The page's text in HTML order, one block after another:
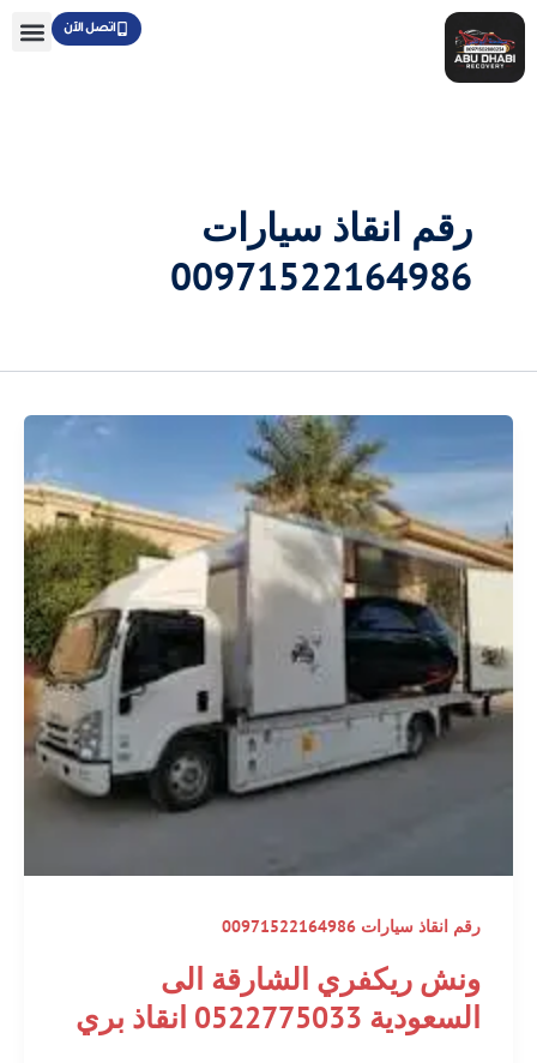
تخطي
إلى
المحتوى
اتصل الآن
رقم انقاذ سيارات
00971522164986
رقم انقاذ سيارات 00971522164986
ونش ريكفري الشارقة الى
السعودية 0522775033 انقاذ بري